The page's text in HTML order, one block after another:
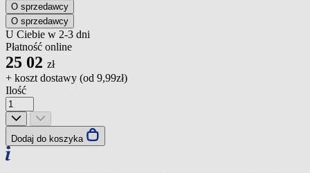
O sprzedawcy
O sprzedawcy
U Ciebie w 2-3 dni
Płatność online
25 02 zł
+ koszt dostawy (od 9,99zł)
Ilość
Dodaj do koszyka